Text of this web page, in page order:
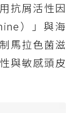
抗屑活性因
）」與海
馬拉色菌滋
與敏感頭皮